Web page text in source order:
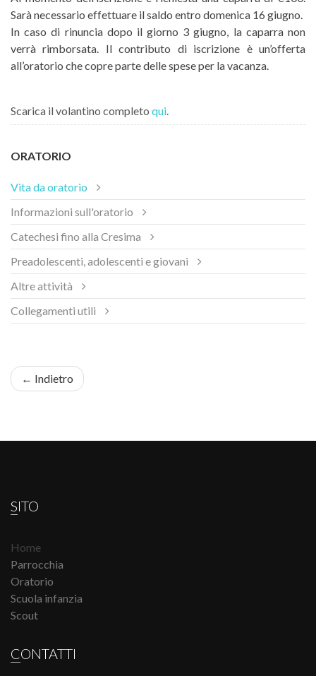
Sarà necessario effettuare il saldo entro domenica 16 giugno.
In caso di rinuncia dopo il giorno 3 giugno, la caparra non
verrà rimborsata. Il contributo di iscrizione è un’offerta
all’oratorio che copre parte delle spese per la vacanza.
Scarica il volantino completo qui.
ORATORIO
Vita da oratorio
Informazioni sull'oratorio
Catechesi fino alla Cresima
Preadolescenti, adolescenti e giovani
Altre attività
Collegamenti utili
← Indietro
SITO
Home
Parrocchia
Oratorio
Scuola infanzia
Scout
CONTATTI